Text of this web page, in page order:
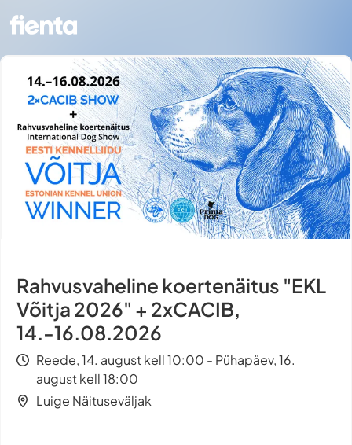
Rahvusvaheline koertenäitus "EKL
Võitja 2026" + 2xCACIB,
14.-16.08.2026
Reede, 14. august kell 10:00 - Pühapäev, 16.
august kell 18:00
Luige Näituseväljak